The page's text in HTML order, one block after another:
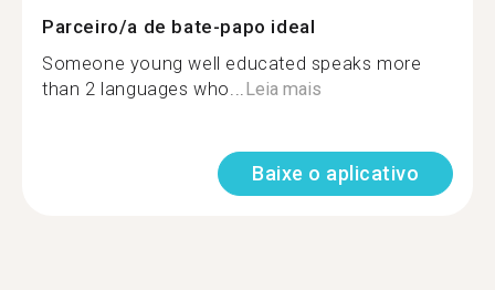
Parceiro/a de bate-papo ideal
Someone young well educated speaks more
than 2 languages who...Leia mais
Baixe o aplicativo